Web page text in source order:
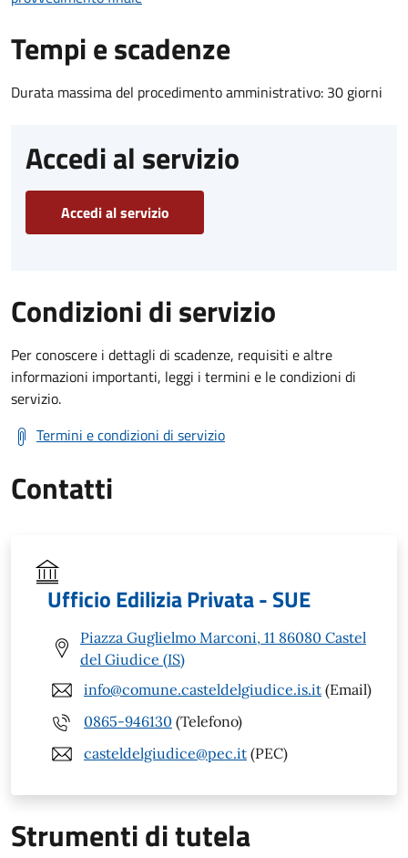
Tempi e scadenze
Durata massima del procedimento amministrativo: 30 giorni
Accedi al servizio
Accedi al servizio
Condizioni di servizio
Per conoscere i dettagli di scadenze, requisiti e altre
informazioni importanti, leggi i termini e le condizioni di
servizio.
Termini e condizioni di servizio
Contatti
Ufficio Edilizia Privata - SUE
Piazza Guglielmo Marconi, 11 86080 Castel
del Giudice (IS)
info@comune.casteldelgiudice.is.it (Email)
0865-946130 (Telefono)
casteldelgiudice@pec.it (PEC)
Strumenti di tutela